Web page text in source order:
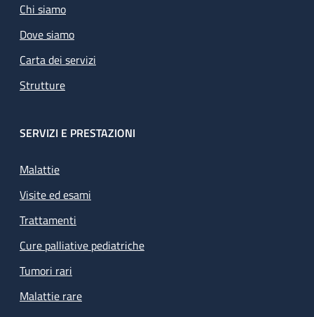
Chi siamo
Dove siamo
Carta dei servizi
Strutture
SERVIZI E PRESTAZIONI
Malattie
Visite ed esami
Trattamenti
Cure palliative pediatriche
Tumori rari
Malattie rare